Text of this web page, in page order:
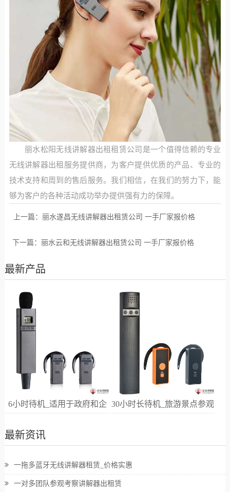
丽水松阳无线讲解器出租租赁公司是一个值得信赖的专业
无线讲解器出租服务提供商，为客户提供优质的产品、专业的
技术支持和周到的售后服务。我们相信，在我们的努力下，能
够为客户的各种活动成功举办提供强有力的保障。
上一篇： 丽水遂昌无线讲解器出租赁公司 一手厂家报价格
下一篇： 丽水云和无线讲解器出租赁公司 一手厂家报价格
最新产品
6小时待机_适用于政府和企 30小时长待机_旅游景点参观
最新资讯
一拖多蓝牙无线讲解器租赁_价格实惠
一对多团队参观考察讲解器出租赁